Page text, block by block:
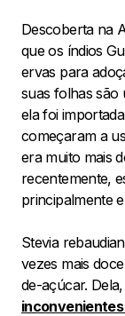
Descoberta na
que os índios
ervas para
suas folhas são
ela foi
começaram a
era muito mais
recentemente,
principalmente
Stevia
vezes mais
de-açúcar.